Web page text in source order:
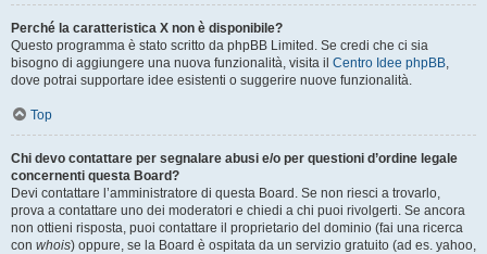
Perché la caratteristica X non è disponibile?
Questo programma è stato scritto da phpBB Limited. Se credi che ci sia
bisogno di aggiungere una nuova funzionalità, visita il Centro Idee phpBB,
dove potrai supportare idee esistenti o suggerire nuove funzionalità.
Top
Chi devo contattare per segnalare abusi e/o per questioni d’ordine legale
concernenti questa Board?
Devi contattare l’amministratore di questa Board. Se non riesci a trovarlo,
prova a contattare uno dei moderatori e chiedi a chi puoi rivolgerti. Se ancora
non ottieni risposta, puoi contattare il proprietario del dominio (fai una ricerca
con whois) oppure, se la Board è ospitata da un servizio gratuito (ad es. yahoo,